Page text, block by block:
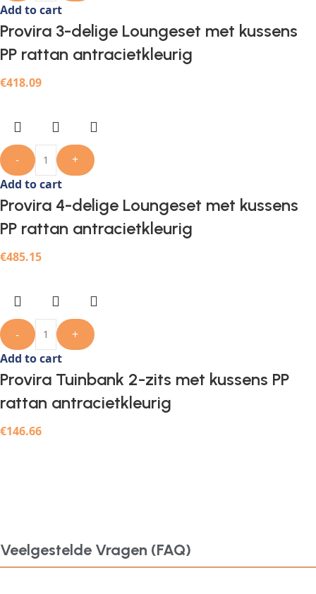
Add to cart
Provira 3-delige Loungeset met kussens
PP rattan antracietkleurig
€418.09
-
+
Add to cart
Provira 4-delige Loungeset met kussens
PP rattan antracietkleurig
€485.15
-
+
Add to cart
Provira Tuinbank 2-zits met kussens PP
rattan antracietkleurig
€146.66
Veelgestelde Vragen (FAQ)